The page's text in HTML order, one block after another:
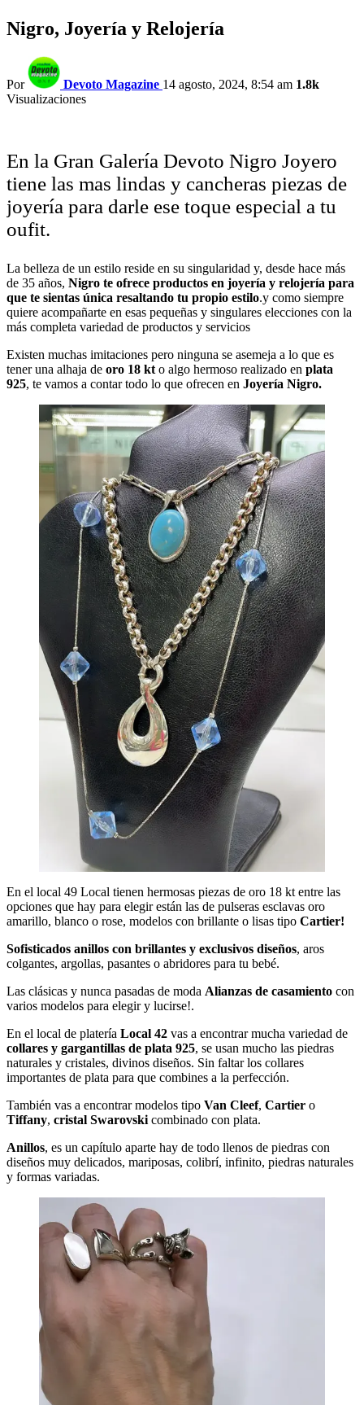
Nigro, Joyería y Relojería
Por Devoto Magazine 14 agosto, 2024, 8:54 am 1.8k
Visualizaciones
En la Gran Galería Devoto Nigro Joyero
tiene las mas lindas y cancheras piezas de
joyería para darle ese toque especial a tu
oufit.
La belleza de un estilo reside en su singularidad y, desde hace más
de 35 años, Nigro te ofrece productos en joyería y relojería para
que te sientas única resaltando tu propio estilo.y como siempre
quiere acompañarte en esas pequeñas y singulares elecciones con la
más completa variedad de productos y servicios
Existen muchas imitaciones pero ninguna se asemeja a lo que es
tener una alhaja de oro 18 kt o algo hermoso realizado en plata
925, te vamos a contar todo lo que ofrecen en Joyería Nigro.
En el local 49 Local tienen hermosas piezas de oro 18 kt entre las
opciones que hay para elegir están las de pulseras esclavas oro
amarillo, blanco o rose, modelos con brillante o lisas tipo Cartier!
Sofisticados anillos con brillantes y exclusivos diseños, aros
colgantes, argollas, pasantes o abridores para tu bebé.
Las clásicas y nunca pasadas de moda Alianzas de casamiento con
varios modelos para elegir y lucirse!.
En el local de platería Local 42 vas a encontrar mucha variedad de
collares y gargantillas de plata 925, se usan mucho las piedras
naturales y cristales, divinos diseños. Sin faltar los collares
importantes de plata para que combines a la perfección.
También vas a encontrar modelos tipo Van Cleef, Cartier o
Tiffany, cristal Swarovski combinado con plata.
Anillos, es un capítulo aparte hay de todo llenos de piedras con
diseños muy delicados, mariposas, colibrí, infinito, piedras naturales
y formas variadas.